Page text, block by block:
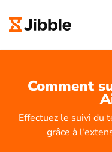
Comment
Effectuez le suivi du
grâce à